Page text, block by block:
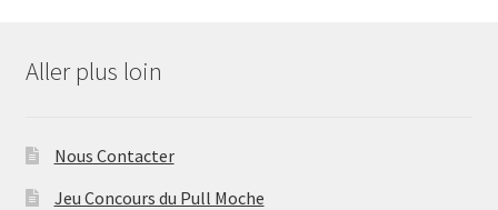
Aller plus loin
Nous Contacter
Jeu Concours du Pull Moche